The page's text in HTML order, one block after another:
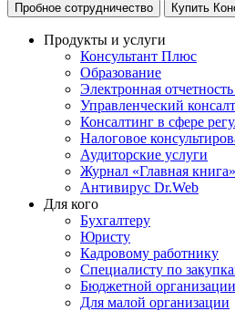
Пробное сотрудничество Купить
Продукты и услуги
Консультант Плюс
Образование
Электронная
Управленческий
Консалтинг в сфере
Налоговое
Аудиторские услуги
Журнал «Главная книга»
Антивирус Dr.Web
Для кого
Бухгалтеру
Юристу
Кадровому работнику
Специалисту по
Бюджетной организации
Для малой организации